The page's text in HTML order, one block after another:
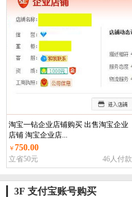
淘宝一钻企业店铺购买 出售淘宝企业
店铺 淘宝企业店...
￥750.00
立省50元 46人付款
3F 支付宝账号购买